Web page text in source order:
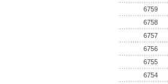
6759
6758
6757
6756
6755
6754